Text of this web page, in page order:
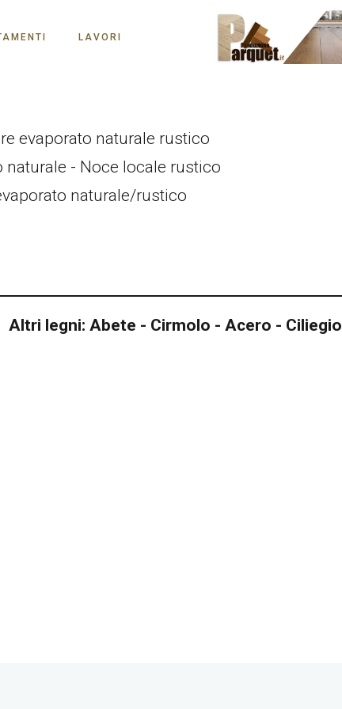
LAVORI
evaporato naturale rustico
naturale - Noce locale rustico
naturale/rustico
Altri legni: Abete - Cirmolo - Acero - Ciliegio